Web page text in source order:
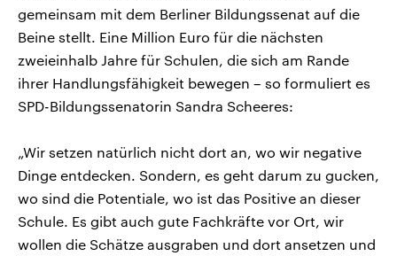
gemeinsam mit dem Berliner Bildungssenat auf die
Beine stellt. Eine Million Euro für die nächsten
zweieinhalb Jahre für Schulen, die sich am Rande
ihrer Handlungsfähigkeit bewegen – so formuliert es
SPD-Bildungssenatorin Sandra Scheeres:
„Wir setzen natürlich nicht dort an, wo wir negative
Dinge entdecken. Sondern, es geht darum zu gucken,
wo sind die Potentiale, wo ist das Positive an dieser
Schule. Es gibt auch gute Fachkräfte vor Ort, wir
wollen die Schätze ausgraben und dort ansetzen und